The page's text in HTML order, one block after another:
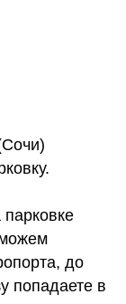
до
попадаете в